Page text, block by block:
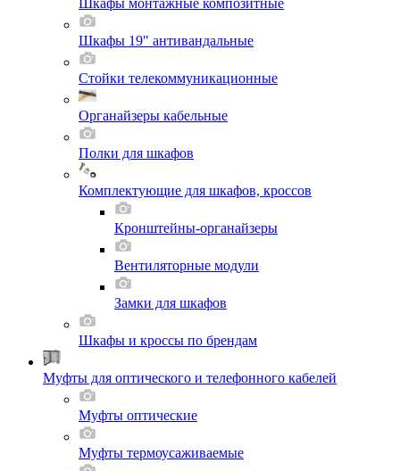
Шкафы монтажные композитные
Шкафы 19" антивандальные
Стойки телекоммуникационные
Органайзеры кабельные
Полки для шкафов
Комплектующие для шкафов, кроссов
Кронштейны-органайзеры
Вентиляторные модули
Замки для шкафов
Шкафы и кроссы по брендам
Муфты для оптического и телефонного кабелей
Муфты оптические
Муфты термоусаживаемые